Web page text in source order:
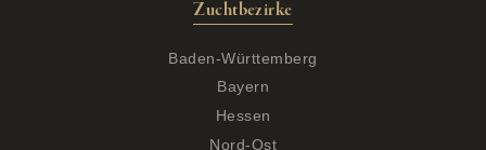
Zuchtbezirke
Baden-Württemberg
Bayern
Hessen
Nord-Ost